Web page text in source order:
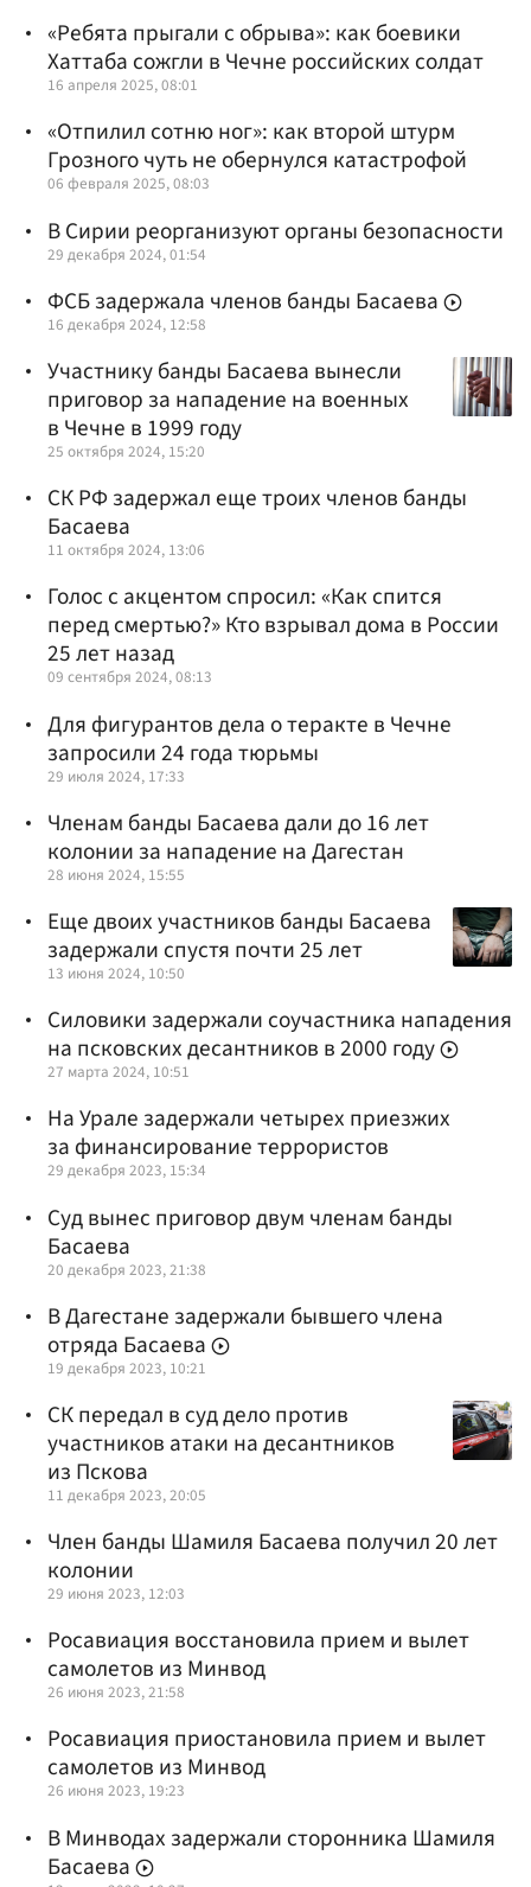
«Ребята прыгали с обрыва»: как боевики
Хаттаба сожгли в Чечне российских солдат
16 апреля 2025, 08:01
«Отпилил сотню ног»: как второй штурм
Грозного чуть не обернулся катастрофой
06 февраля 2025, 08:03
В Сирии реорганизуют органы безопасности
29 декабря 2024, 01:54
ФСБ задержала членов банды Басаева
16 декабря 2024, 12:58
Участнику банды Басаева вынесли
приговор за нападение на военных
в Чечне в 1999 году
25 октября 2024, 15:20
СК РФ задержал еще троих членов банды
Басаева
11 октября 2024, 13:06
Голос с акцентом спросил: «Как спится
перед смертью?» Кто взрывал дома в России
25 лет назад
09 сентября 2024, 08:13
Для фигурантов дела о теракте в Чечне
запросили 24 года тюрьмы
29 июля 2024, 17:33
Членам банды Басаева дали до 16 лет
колонии за нападение на Дагестан
28 июня 2024, 15:55
Еще двоих участников банды Басаева
задержали спустя почти 25 лет
13 июня 2024, 10:50
Силовики задержали соучастника нападения
на псковских десантников в 2000 году
27 марта 2024, 10:51
На Урале задержали четырех приезжих
за финансирование террористов
29 декабря 2023, 15:34
Суд вынес приговор двум членам банды
Басаева
20 декабря 2023, 21:38
В Дагестане задержали бывшего члена
отряда Басаева
19 декабря 2023, 10:21
СК передал в суд дело против
участников атаки на десантников
из Пскова
11 декабря 2023, 20:05
Член банды Шамиля Басаева получил 20 лет
колонии
29 июня 2023, 12:03
Росавиация восстановила прием и вылет
самолетов из Минвод
26 июня 2023, 21:58
Росавиация приостановила прием и вылет
самолетов из Минвод
26 июня 2023, 19:23
В Минводах задержали сторонника Шамиля
Басаева